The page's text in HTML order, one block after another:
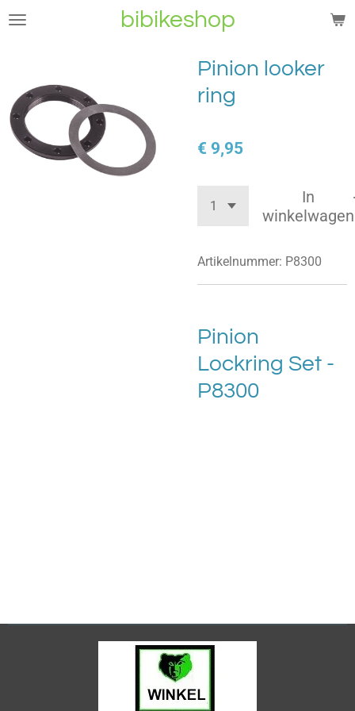
Ga
hoofdinhoud
bibikeshop
Pinion looker
ring
€ 9,95
In
winkelwagen
Artikelnummer: P8300
Pinion
Lockring Set -
P8300